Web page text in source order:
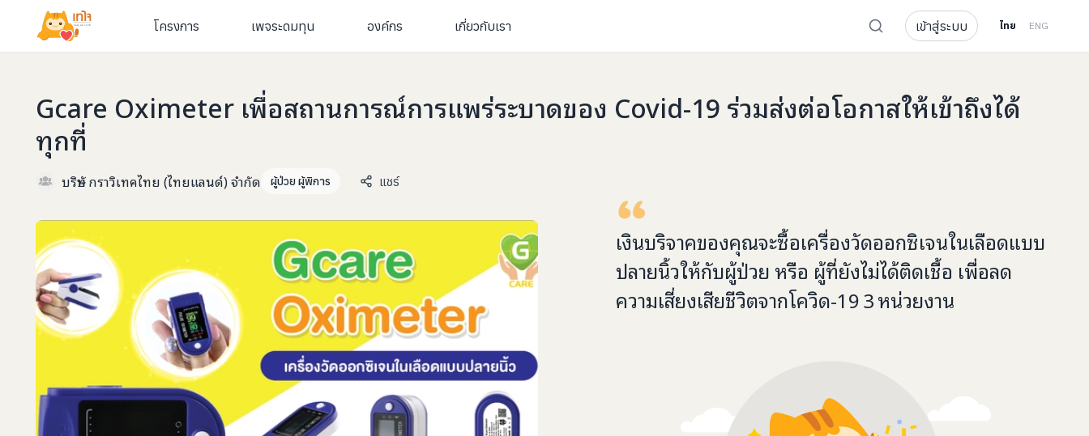
โครงการ เพจระดมทุน องค์กร เกี่ยวกับเรา เข้าสู่ระบบ ไทย ENG
Gcare Oximeter เพื่อสถานการณ์การแพร่ระบาดของ Covid-19 ร่วมส่งต่อโอกาสให้เข้าถึงได้
ทุกที่
บริษัท กราวิเทคไทย (ไทยแลนด์) จำกัด ผู้ป่วย ผู้พิการ แชร์
เงินบริจาคของคุณจะซื้อเครื่องวัดออกซิเจนในเลือดแบบ
ปลายนิ้วให้กับผู้ป่วย หรือ ผู้ที่ยังไม่ได้ติดเชื้อ เพื่อลด
ความเสี่ยงเสียชีวิตจากโควิด-193หน่วยงาน